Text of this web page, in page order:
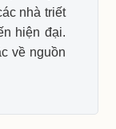
nhà triết
hiện đại.
về nguồn